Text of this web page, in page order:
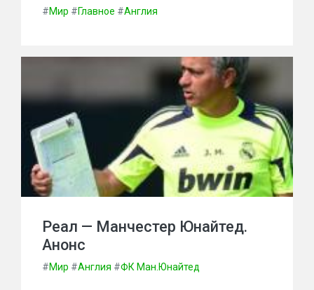
#Мир #Главное #Англия
Реал — Манчестер Юнайтед.
Анонс
#Мир #Англия #ФК Ман.Юнайтед